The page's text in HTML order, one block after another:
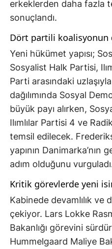
erkeklerden daha fazla
sonuçlandı.
Dört partili koalisyonun
Yeni hükümet yapısı;
Sosyalist Halk Partisi,
Parti arasındaki
dağılımında Sosyal
büyük payı alırken,
Ilımlılar Partisi 4 ve
temsil edilecek.
yapının Danimarka’nın
adım olduğunu
Kritik görevlerde yeni
Kabinede devamlılık ve
çekiyor. Lars Lokke
Bakanlığı görevini
Hummelgaard Maliye